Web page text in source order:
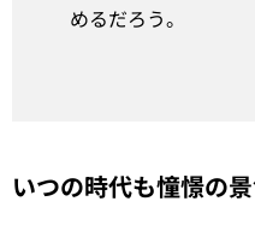
めるだろう。
いつの時代も憧憬の